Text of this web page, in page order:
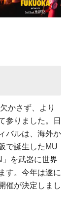
かさず、より
参りました。日
バルは、海外か
で誕生したMU
を武器に世界
す。今年は遂に
催が決定しまし